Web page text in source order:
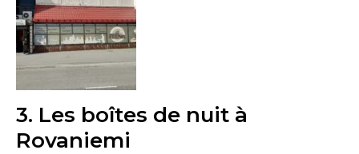
3. Les boîtes de nuit à
Rovaniemi